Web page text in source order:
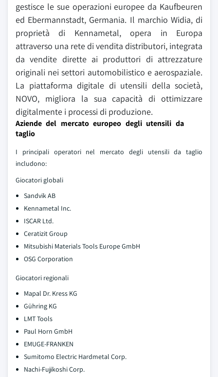
gestisce le sue operazioni europee da Kaufbeuren
ed Ebermannstadt, Germania. Il marchio Widia, di
proprietà di Kennametal, opera in Europa
attraverso una rete di vendita distributori, integrata
da vendite dirette ai produttori di attrezzature
originali nei settori automobilistico e aerospaziale.
La piattaforma digitale di utensili della società,
NOVO, migliora la sua capacità di ottimizzare
digitalmente i processi di produzione.
Aziende del mercato europeo degli utensili da
taglio
I principali operatori nel mercato degli utensili da taglio
includono:
Giocatori globali
Sandvik AB
Kennametal Inc.
ISCAR Ltd.
Ceratizit Group
Mitsubishi Materials Tools Europe GmbH
OSG Corporation
Giocatori regionali
Mapal Dr. Kress KG
Gühring KG
LMT Tools
Paul Horn GmbH
EMUGE-FRANKEN
Sumitomo Electric Hardmetal Corp.
Nachi-Fujikoshi Corp.